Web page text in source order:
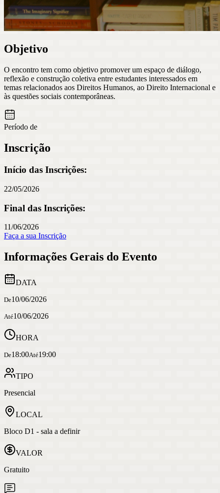
Objetivo
O encontro tem como objetivo promover um espaço de diálogo,
reflexão e construção coletiva entre estudantes interessados em
temas relacionados aos Direitos Humanos, ao Direito Internacional e
às questões sociais contemporâneas.
Período de
Inscrição
Início das Inscrições:
22/05/2026
Final das Inscrições:
11/06/2026
Faça a sua Inscrição
Informações Gerais do Evento
DATA
De10/06/2026
Até10/06/2026
HORA
De18:00Até19:00
TIPO
Presencial
LOCAL
Bloco D1 - sala a definir
VALOR
Gratuito